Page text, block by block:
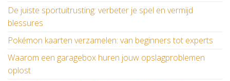
De juiste sportuitrusting: verbeter je spel en vermijd
blessures
Pokémon kaarten verzamelen: van beginners tot experts
Waarom een garagebox huren jouw opslagproblemen
oplost